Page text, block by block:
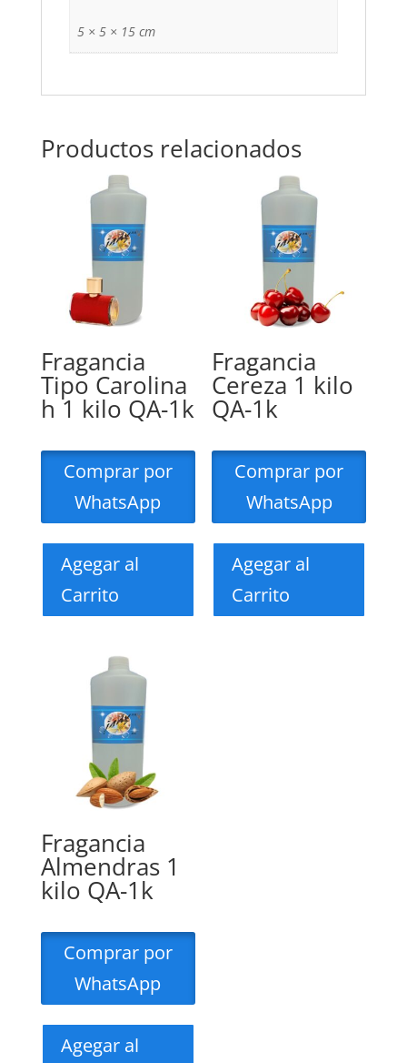
5 × 5 × 15 cm
Productos relacionados
Fragancia
Tipo Carolina
h 1 kilo QA-1k
Comprar por
WhatsApp
Agegar al
Carrito
Fragancia
Cereza 1 kilo
QA-1k
Comprar por
WhatsApp
Agegar al
Carrito
Fragancia
Almendras 1
kilo QA-1k
Comprar por
WhatsApp
Agegar al